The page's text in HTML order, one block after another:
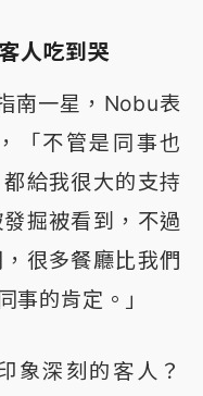
人吃到哭
南一星，Nobu表
「不管是同事也
給我很大的支持
掘被看到，不過
很多餐廳比我們
事的肯定。」
象深刻的客人？